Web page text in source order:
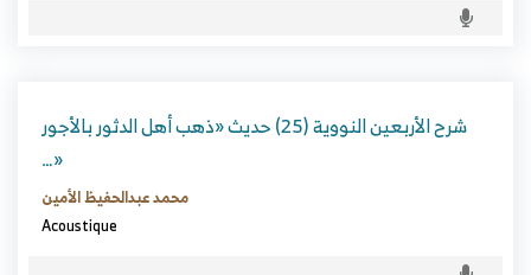
شرح الأربعين النووية (25) حديث «ذهب أهل الدثور بالأجور
…»
محمد عبدالحفيظ الأمين
Acoustique